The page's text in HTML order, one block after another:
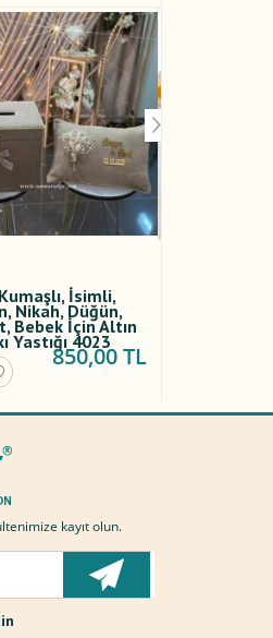
Tarçınlı
Mum Söz, Nişan,
Bebek, Sünnet
4020
40,00 TL
kayıt olun.